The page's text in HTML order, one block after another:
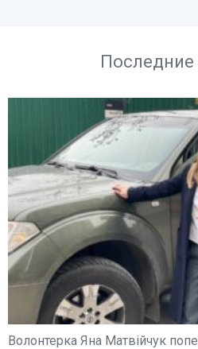
Последние
Волонтерка Яна Матвійчук